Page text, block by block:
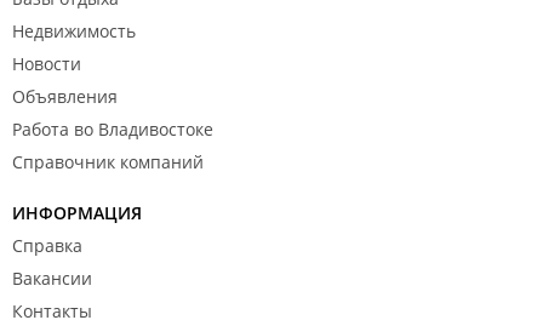
Недвижимость
Новости
Объявления
Работа во Владивостоке
Справочник компаний
ИНФОРМАЦИЯ
Справка
Вакансии
Контакты